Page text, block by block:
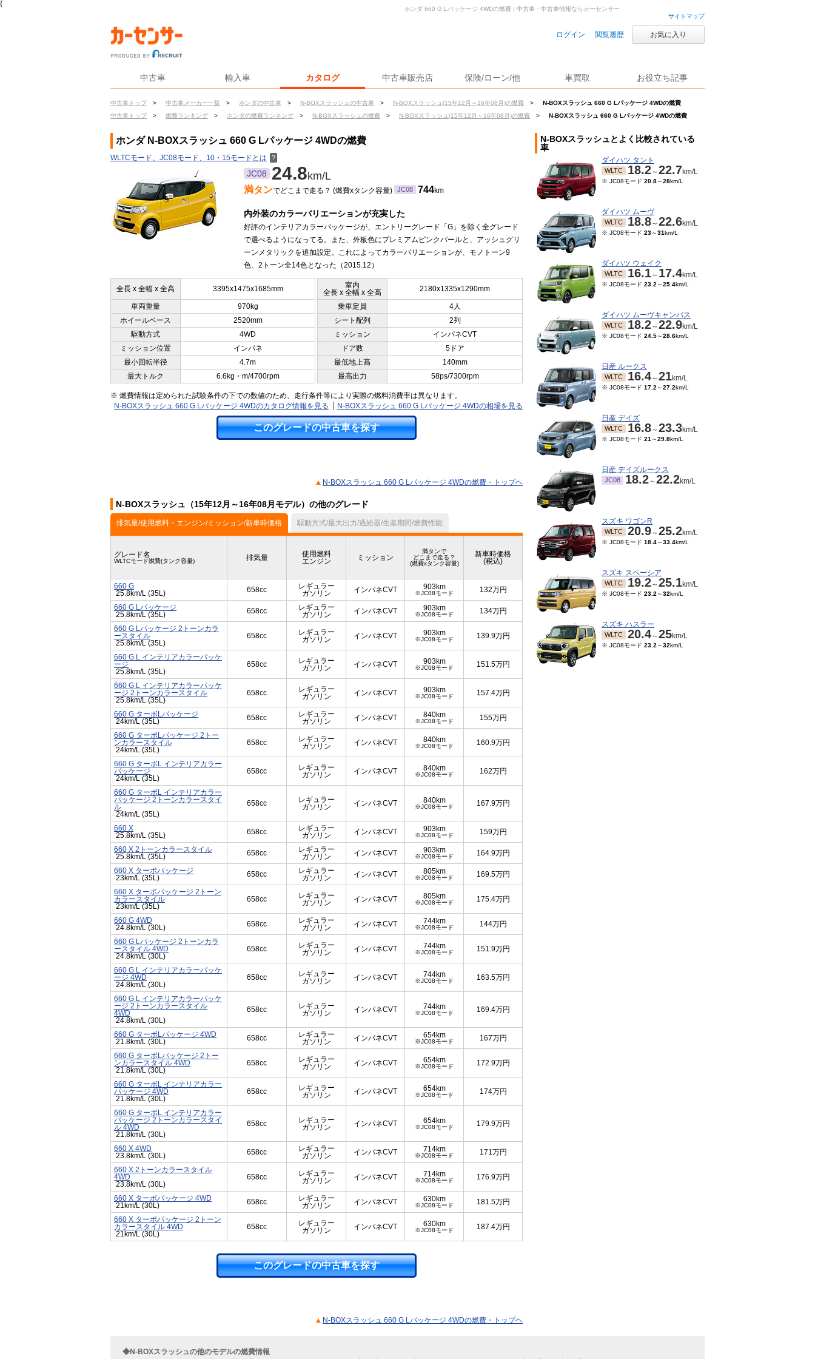
{
サイトマップ
ログイン 閲覧履歴 お気に入り
中古車 輸入車 カタログ 中古車販売店 保険/ローン/他 車買取 お役立ち記事
中古車トップ > 中古車メーカー一覧 > ホンダの中古車 > N-BOXスラッシュの中古車 > N-BOXスラッシュ(15年12月～16年08月)の燃費 >
N-BOXスラッシュ 660 G Lパッケージ 4WDの燃費
中古車トップ
> 燃費ランキング > ホンダの燃費ランキング > N-BOXスラッシュの燃費 > N-BOXスラッシュ(15年12月～16年08月)の燃費 > N-BOXスラッシュ 660 G Lパッケージ 4WDの燃費
ホンダ 660 G Lパッケージ 4WDの燃費 | 中古車・中古車情報ならカーセンサー
ホンダ N-BOXスラッシュ 660 G Lパッケージ 4WDの燃費
WLTCモード、JC08モード、10・15モードとは ？
JC08 24.8km/L
満タンでどこまで走る？ (燃費xタンク容量) JC08 744km
内外装のカラーバリエーションが充実した
好評のインテリアカラーパッケージが、エントリーグレード「G」を除く全グレード
で選べるようになってる。また、外板色にプレミアムピンクパールと、アッシュグリ
ーンメタリックを追加設定。これによってカラーバリエーションが、モノトーン9
色、2トーン全14色となった（2015.12）
全長 x 全幅 x 全高 3395x1475x1685mm
室内
全長 x 全幅 x 全高
2180x1335x1290mm
車両重量 970kg 乗車定員
4人
ホイールベース
2520mm シート配列
2列
駆動方式
4WD ミッション
インパネCVT
ミッション位置
インパネ ドア数
5ドア
最小回転半径
4.7m 最低地上高
140mm
最大トルク
6.6kg・m/4700rpm 最高出力 58ps/7300rpm
※ 燃費情報は定められた試験条件の下での数値のため、走行条件等により実際の燃料消費率は異なります。
N-BOXスラッシュ 660 G Lパッケージ 4WDのカタログ情報を見る
N-BOXスラッシュ 660 G Lパッケージ 4WDの相場を見る
このグレードの中古車を探す
N-BOXスラッシュ 660 G Lパッケージ 4WDの燃費・トップヘ
N-BOXスラッシュ（15年12月～16年08月モデル）の他のグレード
排気量/使用燃料・エンジン/ミッション/新車時価格 駆動方式/最大出力/過給器/生産期間/燃費性能
グレード名
WLTCモード燃費(タンク容量) 排気量
使用燃料
エンジン
ミッション
満タンで
どこまで走る？
(燃費xタンク容量)
新車時価格
(税込)
660 G
25.8km/L (35L)
658cc
レギュラー
ガソリン
インパネCVT 903km
※JC08モード 132万円
660 G Lパッケージ
25.8km/L (35L)
658cc
レギュラー
ガソリン
インパネCVT 903km
※JC08モード 134万円
660 G Lパッケージ 2トーンカラ
ースタイル
25.8km/L (35L)
658cc
レギュラー
ガソリン
インパネCVT 903km
※JC08モード 139.9万円
660 G L インテリアカラーパッケ
ージ
25.8km/L (35L)
658cc
レギュラー
ガソリン
インパネCVT 903km
※JC08モード 151.5万円
660 G L インテリアカラーパッケ
ージ 2トーンカラースタイル
25.8km/L (35L)
658cc
レギュラー
ガソリン
インパネCVT 903km
※JC08モード 157.4万円
660 G ターボLパッケージ
24km/L (35L)
658cc
レギュラー
ガソリン
インパネCVT 840km
※JC08モード 155万円
660 G ターボLパッケージ 2トー
ンカラースタイル
24km/L (35L)
658cc
レギュラー
ガソリン
インパネCVT 840km
※JC08モード 160.9万円
660 G ターボL インテリアカラー
パッケージ
24km/L (35L)
658cc
レギュラー
ガソリン
インパネCVT 840km
※JC08モード 162万円
660 G ターボL インテリアカラー
パッケージ 2トーンカラースタイ
ル
24km/L (35L)
658cc
レギュラー
ガソリン
インパネCVT 840km
※JC08モード 167.9万円
660 X
25.8km/L (35L)
658cc
レギュラー
ガソリン
インパネCVT 903km
※JC08モード 159万円
660 X 2トーンカラースタイル
25.8km/L (35L)
658cc
レギュラー
ガソリン
インパネCVT 903km
※JC08モード 164.9万円
660 X ターボパッケージ
23km/L (35L)
658cc
レギュラー
ガソリン
インパネCVT 805km
※JC08モード 169.5万円
660 X ターボパッケージ 2トーン
カラースタイル
23km/L (35L)
658cc
レギュラー
ガソリン
インパネCVT 805km
※JC08モード 175.4万円
660 G 4WD
24.8km/L (30L)
658cc
レギュラー
ガソリン
インパネCVT 744km
※JC08モード 144万円
660 G Lパッケージ 2トーンカラ
ースタイル 4WD
24.8km/L (30L)
658cc
レギュラー
ガソリン
インパネCVT 744km
※JC08モード 151.9万円
660 G L インテリアカラーパッケ
ージ 4WD
24.8km/L (30L)
658cc
レギュラー
ガソリン
インパネCVT 744km
※JC08モード 163.5万円
660 G L インテリアカラーパッケ
ージ 2トーンカラースタイル
4WD
24.8km/L (30L)
658cc
レギュラー
ガソリン
インパネCVT 744km
※JC08モード 169.4万円
660 G ターボLパッケージ 4WD
21.8km/L (30L)
658cc
レギュラー
ガソリン
インパネCVT 654km
※JC08モード 167万円
660 G ターボLパッケージ 2トー
ンカラースタイル 4WD
21.8km/L (30L)
658cc
レギュラー
ガソリン
インパネCVT 654km
※JC08モード 172.9万円
660 G ターボL インテリアカラー
パッケージ 4WD
21.8km/L (30L)
658cc
レギュラー
ガソリン
インパネCVT 654km
※JC08モード 174万円
660 G ターボL インテリアカラー
パッケージ 2トーンカラースタイ
ル 4WD
21.8km/L (30L)
658cc
レギュラー
ガソリン
インパネCVT 654km
※JC08モード 179.9万円
660 X 4WD
23.8km/L (30L)
658cc
レギュラー
ガソリン
インパネCVT 714km
※JC08モード 171万円
660 X 2トーンカラースタイル
4WD
23.8km/L (30L)
658cc
レギュラー
ガソリン
インパネCVT 714km
※JC08モード 176.9万円
660 X ターボパッケージ 4WD
21km/L (30L)
658cc
レギュラー
ガソリン
インパネCVT 630km
※JC08モード 181.5万円
660 X ターボパッケージ 2トーン
カラースタイル 4WD
21km/L (30L)
658cc
レギュラー
ガソリン
インパネCVT 630km
※JC08モード 187.4万円
このグレードの中古車を探す
N-BOXスラッシュ 660 G Lパッケージ 4WDの燃費・トップヘ
N-BOXスラッシュとよく比較されている
車
ダイハツ タント
WLTC 18.2～22.7km/L
※ JC08モード 20.8～28km/L
ダイハツ ムーヴ
WLTC 18.8～22.6km/L
※ JC08モード 23～31km/L
ダイハツ ウェイク
WLTC 16.1～ 17.4km/L
※ JC08モード 23.2 ～25.4km/L
ダイハツ ムーヴキャンバス
WLTC 18.2～22.9km/L
※ JC08モード 24.5～28.6km/L
日産 ルークス
WLTC 16.4～21km/L
※ JC08モード 17.2 ～27.2km/L
日産 デイズ
WLTC 16.8～23.3km/L
※ JC08モード 21 ～29.8km/L
日産 デイズルークス
JC08 18.2～22.2km/L
スズキ ワゴンR
WLTC 20.9～25.2km/L
※ JC08モード 18.4～33.4km/L
スズキ スペーシア
WLTC 19.2～25.1km/L
※ JC08モード 23.2 ～32km/L
スズキ ハスラー
WLTC 20.4～25km/L
※ JC08モード 23.2 ～32km/L
◆N-BOXスラッシュの他のモデルの燃費情報